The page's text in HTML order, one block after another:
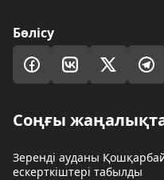
Бөлісу
Соңғы
Зеренді ауданы
ескерткіштері табылды